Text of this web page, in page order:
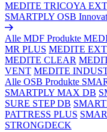
MEDITE TRICOYA
SMARTPLY OSB
Alle MDF Produkte
MR PLUS MEDITE
MEDITE CLEAR
VENT MEDITE
Alle OSB Produkte
SMARTPLY MAX DB
SURE STEP DB
PATTRESS PLUS
STRONGDECK